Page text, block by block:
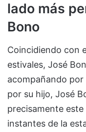
lado más
Bono
Coincidiendo con
estivales, José
acompañando por
por su hijo, José
precisamente
instantes de la